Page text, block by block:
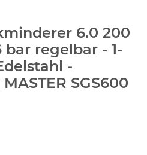
6.0 200
regelbar - 1-
-
SGS600